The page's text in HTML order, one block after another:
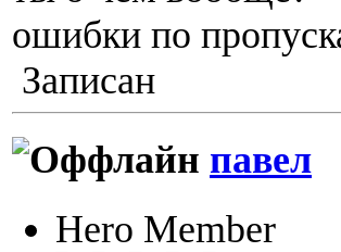
ошибки по
Записан
павел
Hero Member